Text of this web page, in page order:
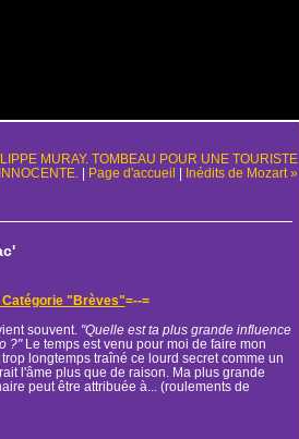
MURAY. TOMBEAU POUR UNE TOURISTE
INNOCENTE. | Page d'accueil | Inédits de Mozart »
Catégorie "Brèves"=--=
souvent. "Quelle est ta plus grande influence
?"Le temps est venu pour moi de faire mon
longtemps traîné ce lourd secret comme un
l'âme plus que de raison. Ma plus grande
peut être attribuée à... (roulements de